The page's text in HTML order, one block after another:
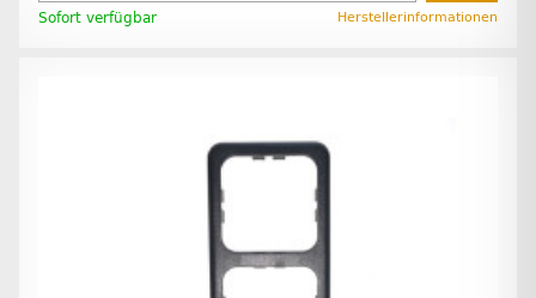
Sofort verfügbar Herstellerinformationen